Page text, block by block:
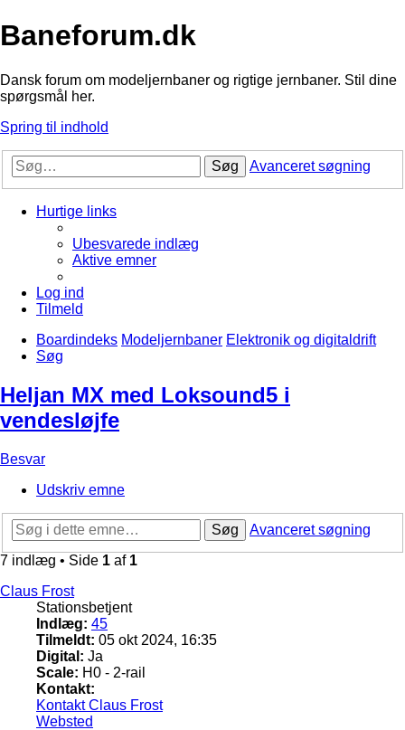
Baneforum.dk
Dansk forum om modeljernbaner og rigtige jernbaner. Stil dine
spørgsmål her.
Spring til indhold
Søg Avanceret søgning
Hurtige links
Ubesvarede indlæg
Aktive emner
Log ind
Tilmeld
Boardindeks Modeljernbaner Elektronik og digitaldrift
Søg
Heljan MX med Loksound5 i
vendesløjfe
Besvar
Udskriv emne
Søg
Avanceret søgning
7 indlæg • Side 1 af 1
Claus Frost
Stationsbetjent
Indlæg: 45
Tilmeldt: 05 okt 2024, 16:35
Digital: Ja
Scale: H0 - 2-rail
Kontakt:
Kontakt Claus Frost
Websted